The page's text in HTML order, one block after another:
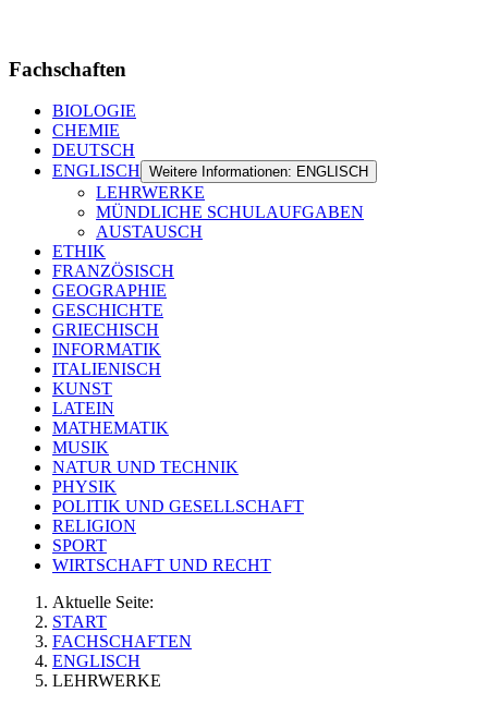
Fachschaften
BIOLOGIE
CHEMIE
DEUTSCH
ENGLISCH Weitere Informationen: ENGLISCH
LEHRWERKE
MÜNDLICHE SCHULAUFGABEN
AUSTAUSCH
ETHIK
FRANZÖSISCH
GEOGRAPHIE
GESCHICHTE
GRIECHISCH
INFORMATIK
ITALIENISCH
KUNST
LATEIN
MATHEMATIK
MUSIK
NATUR UND TECHNIK
PHYSIK
POLITIK UND GESELLSCHAFT
RELIGION
SPORT
WIRTSCHAFT UND RECHT
Aktuelle Seite:
START
FACHSCHAFTEN
ENGLISCH
LEHRWERKE